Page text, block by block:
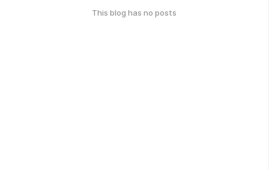
This blog has no posts